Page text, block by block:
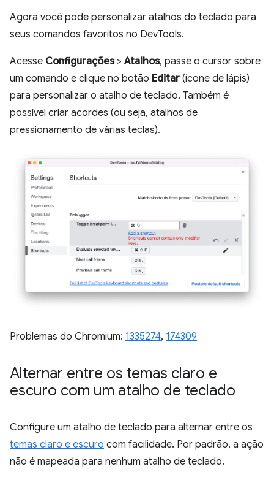
Agora você pode personalizar atalhos do teclado para
seus comandos favoritos no DevTools.
Acesse Configurações>Atalhos, passe o cursor sobre
um comando e clique no botão Editar (ícone de lápis)
para personalizar o atalho de teclado. Também é
possível criar acordes (ou seja, atalhos de
pressionamento de várias teclas).
Problemas do Chromium: 1335274, 174309
Alternar entre os temas claro e
escuro com um atalho de teclado
Configure um atalho de teclado para alternar entre os
temas claro e escuro com facilidade. Por padrão, a ação
não é mapeada para nenhum atalho de teclado.